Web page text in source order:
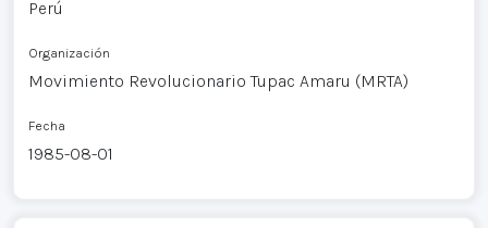
Perú
Organización
Movimiento Revolucionario Tupac Amaru (MRTA)
Fecha
1985-08-01